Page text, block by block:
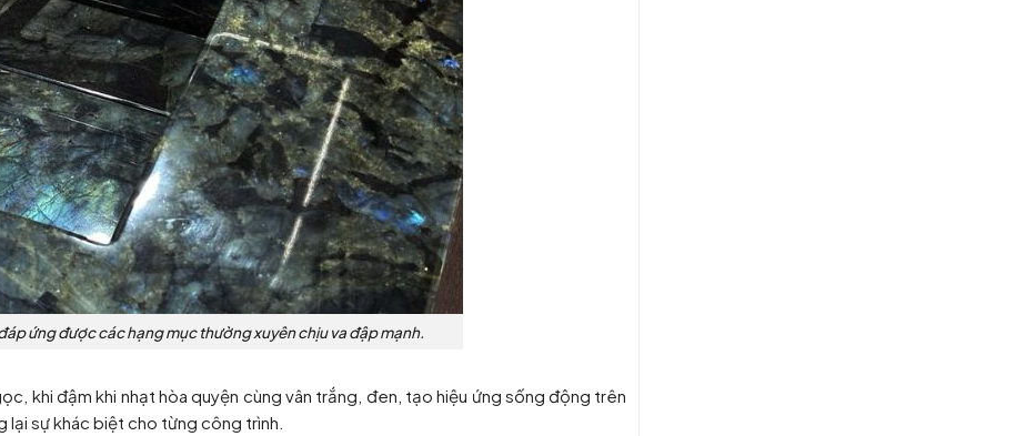
ứng được các hạng mục thường xuyên chịu va đập mạnh.
khi đậm khi nhạt hòa quyện cùng vân trắng, đen, tạo hiệu ứng sống động trên
lại sự khác biệt cho từng công trình.